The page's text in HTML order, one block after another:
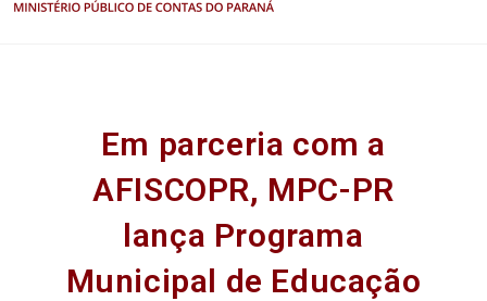
Em parceria com a
AFISCOPR, MPC-PR
lança Programa
Municipal de Educação